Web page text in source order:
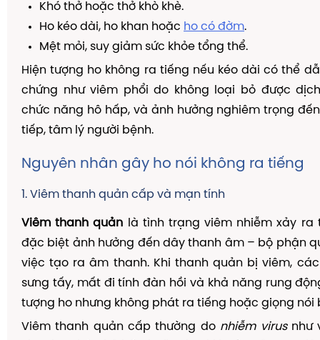
Khó thở hoặc thở khò khè.
Ho kéo dài, ho khan hoặc ho có đờm.
Mệt mỏi, suy giảm sức khỏe tổng thể.
Hiện tượng ho không ra tiếng nếu kéo dài có thể
chứng như viêm phổi do không loại bỏ được
chức năng hô hấp, và ảnh hưởng nghiêm trọng
tiếp, tâm lý người bệnh.
Nguyên nhân gây ho nói không ra tiếng
1. Viêm thanh quản cấp và mạn tính
Viêm thanh quản là tình trạng viêm nhiễm xảy ra
đặc biệt ảnh hưởng đến dây thanh âm – bộ phận
việc tạo ra âm thanh. Khi thanh quản bị viêm,
sưng tấy, mất đi tính đàn hồi và khả năng rung
tượng ho nhưng không phát ra tiếng hoặc giọng nói
Viêm thanh quản cấp thường do nhiễm virusnhư